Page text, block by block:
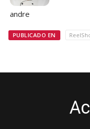
andre
PUBLICADO EN